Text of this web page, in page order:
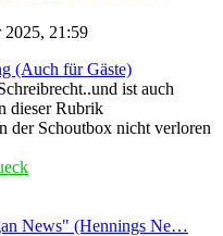
21:59
(Auch für Gäste)
ist auch
dieser Rubrik
der Schoutbox nicht verloren
News" (Hennings Ne…